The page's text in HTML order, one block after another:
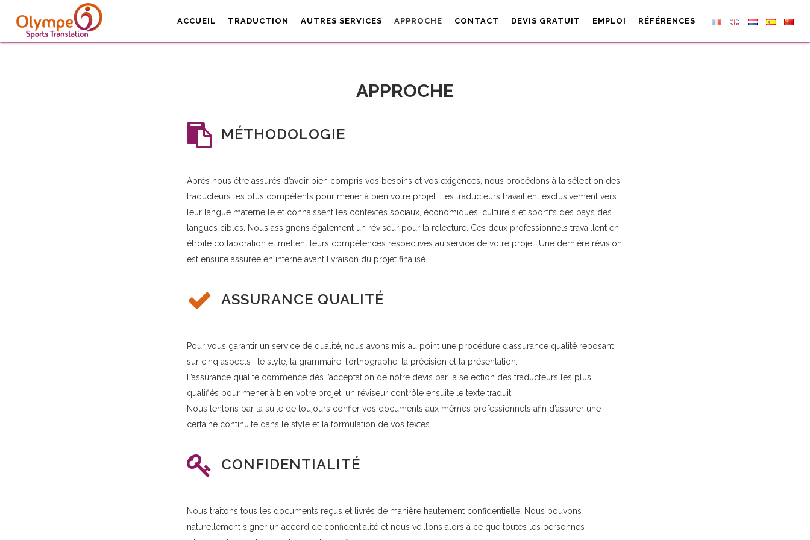
ACCUEIL TRADUCTION AUTRES SERVICES APPROCHE CONTACT DEVIS GRATUIT EMPLOI RÉFÉRENCES
APPROCHE
MÉTHODOLOGIE
Après nous être assurés d’avoir bien compris vos besoins et vos exigences, nous procédons à la sélection des
traducteurs les plus compétents pour mener à bien votre projet. Les traducteurs travaillent exclusivement vers
leur langue maternelle et connaissent les contextes sociaux, économiques, culturels et sportifs des pays des
langues cibles. Nous assignons également un réviseur pour la relecture. Ces deux professionnels travaillent en
étroite collaboration et mettent leurs compétences respectives au service de votre projet. Une dernière révision
est ensuite assurée en interne avant livraison du projet finalisé.
ASSURANCE QUALITÉ
Pour vous garantir un service de qualité, nous avons mis au point une procédure d’assurance qualité reposant
sur cinq aspects : le style, la grammaire, l’orthographe, la précision et la présentation.
L’assurance qualité commence dès l’acceptation de notre devis par la sélection des traducteurs les plus
qualifiés pour mener à bien votre projet, un réviseur contrôle ensuite le texte traduit.
Nous tentons par la suite de toujours confier vos documents aux mêmes professionnels afin d’assurer une
certaine continuité dans le style et la formulation de vos textes.
CONFIDENTIALITÉ
Nous traitons tous les documents reçus et livrés de manière hautement confidentielle. Nous pouvons
naturellement signer un accord de confidentialité et nous veillons alors à ce que toutes les personnes